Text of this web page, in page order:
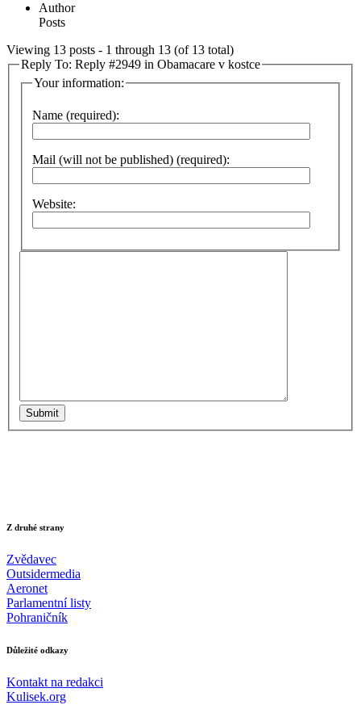
Author
Posts
Viewing 13 posts - 1 through 13 (of 13 total)
Reply To: Reply #2949 in Obamacare v kostce
Your information:
Name (required):
Mail (will not be published) (required):
Website:
Submit
Z druhé strany
Zvědavec
Outsidermedia
Aeronet
Parlamentní listy
Pohraničník
Důležité odkazy
Kontakt na redakci
Kulisek.org